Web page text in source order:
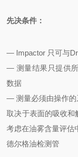
先决条件：
— Impactor 只可与
— 测量结果只提供
数据
— 测量必须由操作的
取决于表面的吸收和
考虑在油雾含量评估
德尔格油检测管